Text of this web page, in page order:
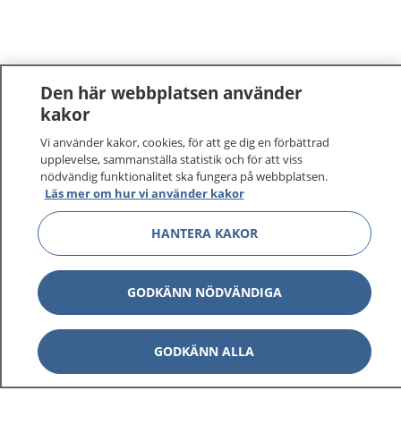
Den här webbplatsen använder
kakor
Vi använder kakor, cookies, för att ge dig en förbättrad
upplevelse, sammanställa statistik och för att viss
nödvändig funktionalitet ska fungera på webbplatsen.
Läs mer om hur vi använder kakor
HANTERA KAKOR
GODKÄNN NÖDVÄNDIGA
GODKÄNN ALLA